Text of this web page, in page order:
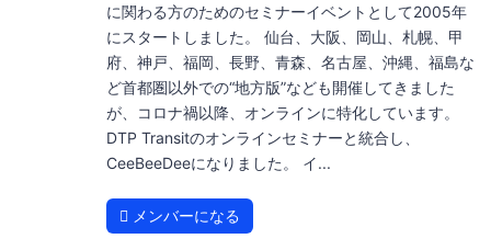
に関わる方のためのセミナーイベントとして2005年
にスタートしました。 仙台、大阪、岡山、札幌、甲
府、神戸、福岡、長野、青森、名古屋、沖縄、福島な
ど首都圏以外での“地方版”なども開催してきました
が、コロナ禍以降、オンラインに特化しています。
DTP Transitのオンラインセミナーと統合し、
CeeBeeDeeになりました。 イ...
メンバーになる